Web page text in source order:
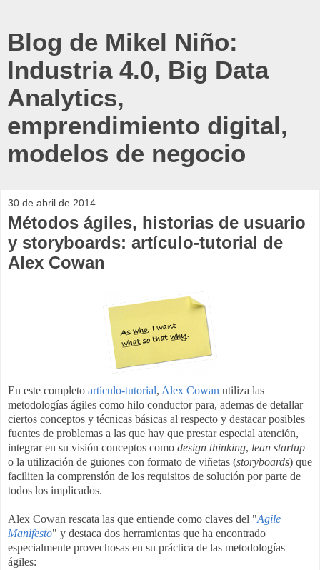
Blog de Mikel Niño:
Industria 4.0, Big Data
Analytics,
emprendimiento digital,
modelos de negocio
30 de abril de 2014
Métodos ágiles, historias de usuario
y storyboards: artículo-tutorial de
Alex Cowan
En este completo artículo-tutorial, Alex Cowan utiliza las
metodologías ágiles como hilo conductor para, ademas de detallar
ciertos conceptos y técnicas básicas al respecto y destacar posibles
fuentes de problemas a las que hay que prestar especial atención,
integrar en su visión conceptos como design thinking, lean startup
o la utilización de guiones con formato de viñetas (storyboards) que
faciliten la comprensión de los requisitos de solución por parte de
todos los implicados.
Alex Cowan rescata las que entiende como claves del "Agile
Manifesto" y destaca dos herramientas que ha encontrado
especialmente provechosas en su práctica de las metodologías
ágiles: